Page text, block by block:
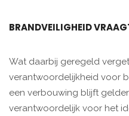
BRANDVEILIGHEID
Wat daarbij geregeld
verantwoordelijkheid voor
een verbouwing blijft
verantwoordelijk voor het